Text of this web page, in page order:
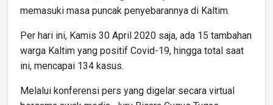
memasuki masa puncak penyebarannya di Kaltim.
Per hari ini, Kamis 30 April 2020 saja, ada 15 tambahan
warga Kaltim yang positif Covid-19, hingga total saat
ini, mencapai 134 kasus.
Melalui konferensi pers yang digelar secara virtual